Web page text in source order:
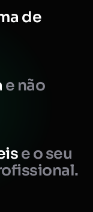
de
e não
e o seu